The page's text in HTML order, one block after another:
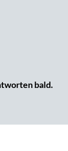
bald.